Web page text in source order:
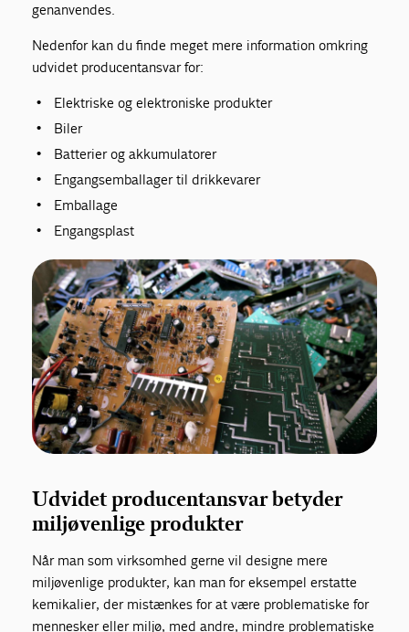
genanvendes.
Nedenfor kan du finde meget mere information omkring
udvidet producentansvar for:
Elektriske og elektroniske produkter
Biler
Batterier og akkumulatorer
Engangsemballager til drikkevarer
Emballage
Engangsplast
Udvidet producentansvar betyder
miljøvenlige produkter
Når man som virksomhed gerne vil designe mere
miljøvenlige produkter, kan man for eksempel erstatte
kemikalier, der mistænkes for at være problematiske for
mennesker eller miljø, med andre, mindre problematiske